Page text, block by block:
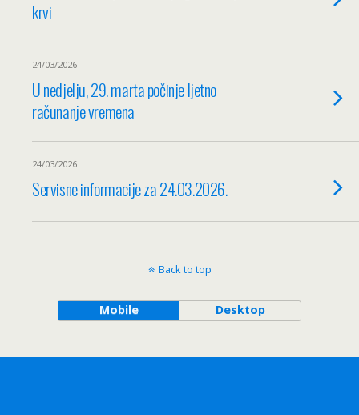
krvi
24/03/2026
U nedjelju, 29. marta počinje ljetno
računanje vremena
24/03/2026
Servisne informacije za 24.03.2026.
Back to top
Mobile Desktop